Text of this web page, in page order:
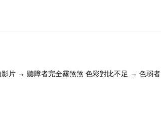
片 → 聽障者完全霧煞煞 色彩對比不足 → 色弱者